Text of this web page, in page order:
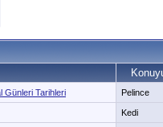
Günleri Tarihleri Pelince
Kedi